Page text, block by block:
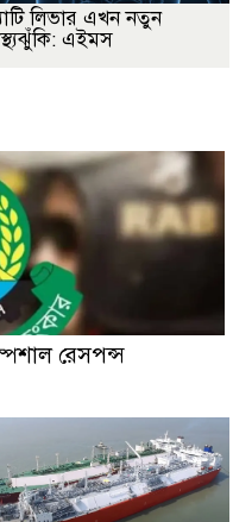
লিভার এখন নতুন
এইমস
রেসপন্স